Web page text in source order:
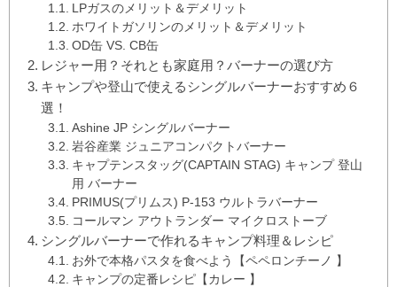
LPガスのメリット＆デメリット
ホワイトガソリンのメリット＆デメリット
OD缶 VS. CB缶
レジャー用？それとも家庭用？バーナーの選び方
キャンプや登山で使えるシングルバーナーおすすめ６
選！
Ashine JP シングルバーナー
岩谷産業 ジュニアコンパクトバーナー
キャプテンスタッグ(CAPTAIN STAG) キャンプ 登山
用 バーナー
PRIMUS(プリムス) P-153 ウルトラバーナー
コールマン アウトランダー マイクロストーブ
シングルバーナーで作れるキャンプ料理＆レシピ
お外で本格パスタを食べよう【ペペロンチーノ 】
キャンプの定番レシピ【カレー 】